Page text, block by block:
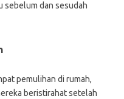
sebelum dan sesudah
pemulihan di rumah,
beristirahat setelah